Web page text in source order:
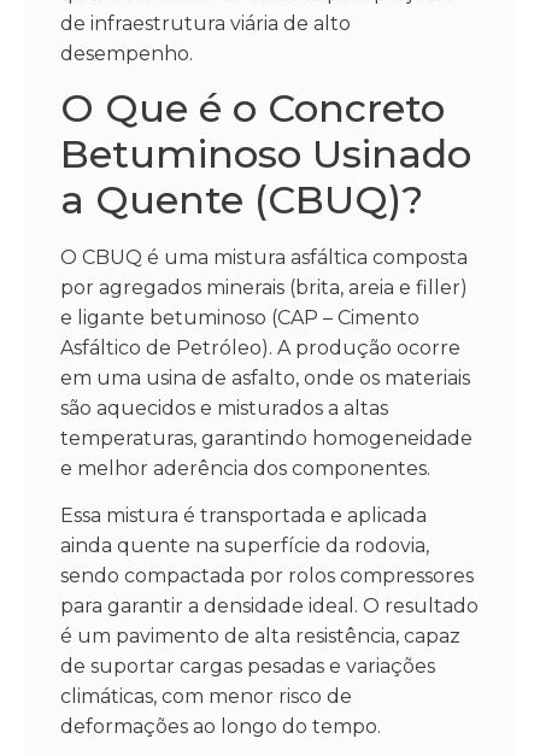
de infraestrutura viária de alto
desempenho.
O Que é o Concreto
Betuminoso Usinado
a Quente (CBUQ)?
O CBUQ é uma mistura asfáltica composta
por agregados minerais (brita, areia e filler)
e ligante betuminoso (CAP – Cimento
Asfáltico de Petróleo). A produção ocorre
em uma usina de asfalto, onde os materiais
são aquecidos e misturados a altas
temperaturas, garantindo homogeneidade
e melhor aderência dos componentes.
Essa mistura é transportada e aplicada
ainda quente na superfície da rodovia,
sendo compactada por rolos compressores
para garantir a densidade ideal. O resultado
é um pavimento de alta resistência, capaz
de suportar cargas pesadas e variações
climáticas, com menor risco de
deformações ao longo do tempo.